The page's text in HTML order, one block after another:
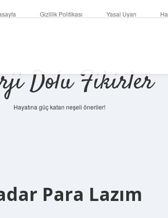
Gizlilik Politikası Yasal Uyarı
Dolu Fikirler
Hayatına güç katan neşeli öneriler!
Para Lazım